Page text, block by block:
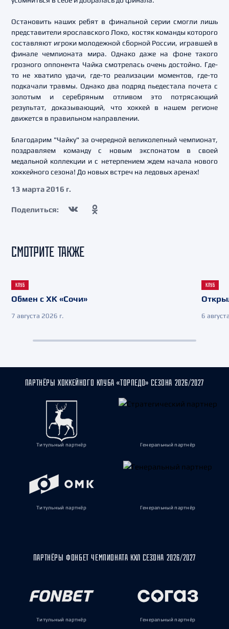
Остановить наших ребят в финальной серии смогли лишь
представители ярославского Локо, костяк команды которого
составляют игроки молодежной сборной России, игравшей в
финале чемпионата мира. Однако даже на фоне такого
грозного оппонента Чайка смотрелась очень достойно. Где-
то не хватило удачи, где-то реализации моментов, где-то
подкачали травмы. Однако два подряд пьедестала почета с
золотым и серебряным отливом это потрясающий
результат, доказывающий, что хоккей в нашем регионе
движется в правильном направлении.
Благодарим "Чайку" за очередной великолепный чемпионат,
поздравляем команду с новым экспонатом в своей
медальной коллекции и с нетерпением ждем начала нового
хоккейного сезона! До новых встреч на ледовых аренах!
13 марта 2016 г.
Поделиться:
СМОТРИТЕ ТАКЖЕ
КЛУБ
Обмен с ХК «Сочи»
7 августа 2026 г.
КЛУБ
6
ПАРТНЁРЫ ХОККЕЙНОГО КЛУБА «ТОРПЕДО» СЕЗОНА 2026/2027
Титульный партнёр Генеральный партнёр
Титульный партнёр Генеральный партнёр
ПАРТНЁРЫ ФОНБЕТ ЧЕМПИОНАТА КХЛ СЕЗОНА 2026/2027
Титульный партнёр Генеральный партнёр